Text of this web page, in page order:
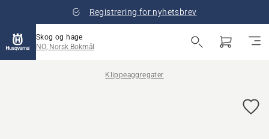
Registrering for nyhetsbrev
Skog og hage
NO, Norsk Bokmål
Klippeaggregater